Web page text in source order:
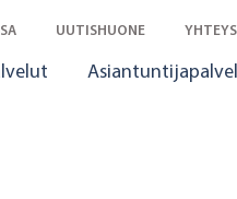
UUTISHUONE